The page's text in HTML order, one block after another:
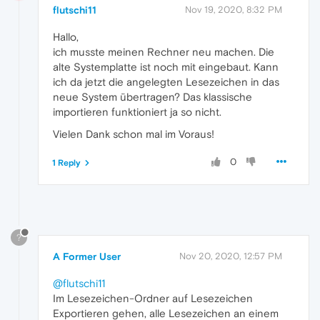
flutschi11 Nov 19, 2020, 8:32 PM
Hallo,
ich musste meinen Rechner neu machen. Die
alte Systemplatte ist noch mit eingebaut. Kann
ich da jetzt die angelegten Lesezeichen in das
neue System übertragen? Das klassische
importieren funktioniert ja so nicht.
Vielen Dank schon mal im Voraus!
0
1 Reply
?
A Former User Nov 20, 2020, 12:57 PM
@flutschi11
Im Lesezeichen-Ordner auf Lesezeichen
Exportieren gehen, alle Lesezeichen an einem